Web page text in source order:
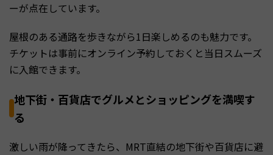
ーが点在しています。
屋根のある通路を歩きながら1日楽しめるのも魅力です。
チケットは事前にオンライン予約しておくと当日スムーズ
に入館できます。
地下街・百貨店でグルメとショッピングを満喫す
る
激しい雨が降ってきたら、MRT直結の地下街や百貨店に避